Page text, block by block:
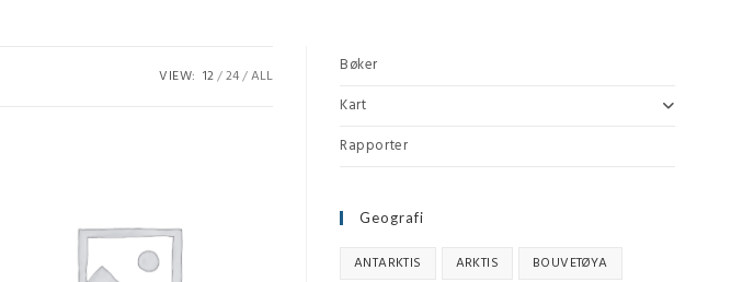
VIEW: 12 24 ALL
Bøker
Kart
Rapporter
Geografi
ANTARKTIS ARKTIS
BOUVETØYA